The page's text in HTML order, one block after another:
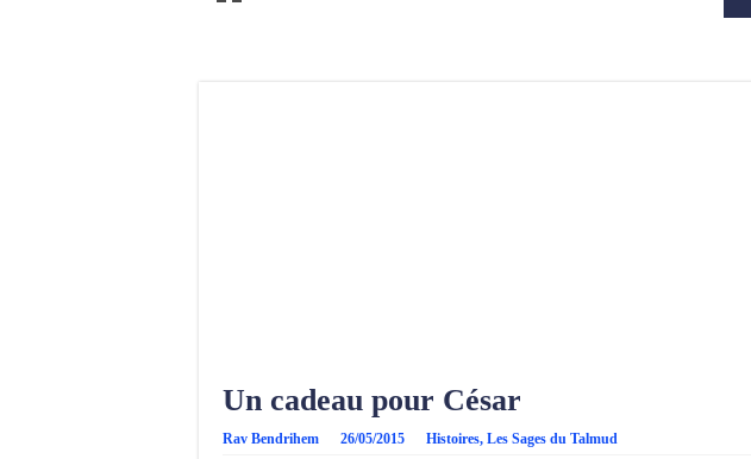
Un cadeau pour César
Rav Bendrihem 26/05/2015 Histoires, Les Sages du Talmud